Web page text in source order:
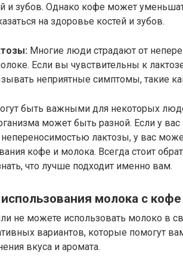
и зубов. Однако кофе может
на здоровье костей и зубов.
Многие люди страдают от
Если вы чувствительны к
неприятные симптомы, такие
быть важными для некоторых
может быть разной. Если у
лактозы, у вас
кофе и молока. Всегда стоит
что лучше подходит именно вам.
молока с кофе
не можете использовать молоко в
вариантов, которые помогут
вкуса и аромата.